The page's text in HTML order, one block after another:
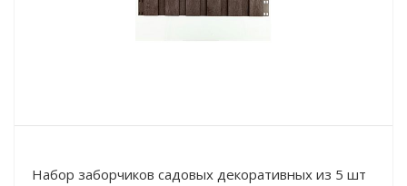
Набор заборчиков садовых декоративных из 5 шт